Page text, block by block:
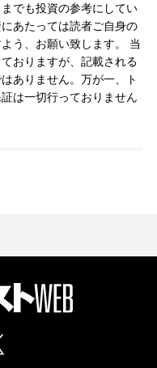
でも投資の参考にしてい
あたっては読者ご自身の
う、お願い致します。 当
おりますが、記載される
ありません。万が一、ト
は一切行っておりません